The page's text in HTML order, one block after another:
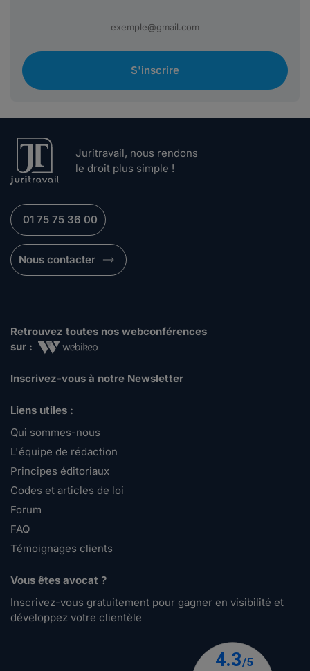
S'inscrire
Juritravail, nous rendons
le droit plus simple !
01 75 75 36 00
Nous contacter
Retrouvez toutes nos webconférences
sur :
Inscrivez-vous à notre Newsletter
Liens utiles :
Qui sommes-nous
L'équipe de rédaction
Principes éditoriaux
Codes et articles de loi
Forum
FAQ
Témoignages clients
Vous êtes avocat ?
Inscrivez-vous gratuitement pour gagner en visibilité et
développez votre clientèle